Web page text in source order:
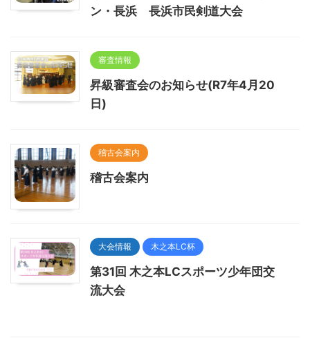
ン・長浜 長浜市民剣道大会
審査情報
昇級審査会のお知らせ(R7年4月20
日)
稽古会案内
稽古会案内
大会情報 木之本LC杯
第31回 木之本LCスポーツ少年団交
流大会